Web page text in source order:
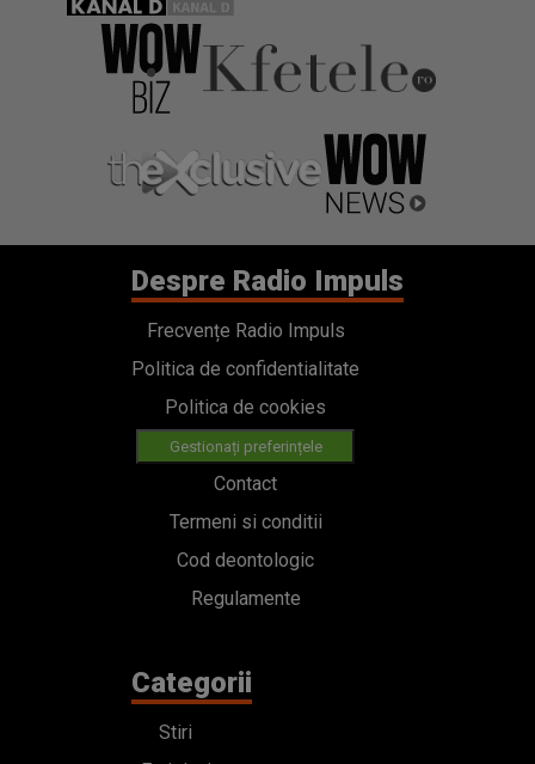
Despre Radio Impuls
Frecvențe Radio Impuls
Politica de confidentialitate
Politica de cookies
Gestionați preferințele
Contact
Termeni si conditii
Cod deontologic
Regulamente
Categorii
Stiri